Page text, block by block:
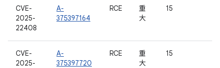
CVE-
2025-
22408
A-
375397164
RCE
重
大
15
CVE-
2025-
A-
375397720
RCE
重
大
15